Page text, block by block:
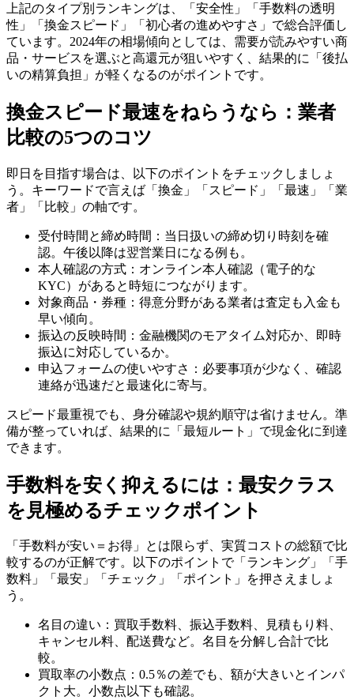
上記のタイプ別ランキングは、「安全性」「手数料の透明
性」「換金スピード」「初心者の進めやすさ」で総合評価し
ています。2024年の相場傾向としては、需要が読みやすい商
品・サービスを選ぶと高還元が狙いやすく、結果的に「後払
いの精算負担」が軽くなるのがポイントです。
換金スピード最速をねらうなら：業者
比較の5つのコツ
即日を目指す場合は、以下のポイントをチェックしましょ
う。キーワードで言えば「換金」「スピード」「最速」「業
者」「比較」の軸です。
受付時間と締め時間：当日扱いの締め切り時刻を確
認。午後以降は翌営業日になる例も。
本人確認の方式：オンライン本人確認（電子的な
KYC）があると時短につながります。
対象商品・券種：得意分野がある業者は査定も入金も
早い傾向。
振込の反映時間：金融機関のモアタイム対応か、即時
振込に対応しているか。
申込フォームの使いやすさ：必要事項が少なく、確認
連絡が迅速だと最速化に寄与。
スピード最重視でも、身分確認や規約順守は省けません。準
備が整っていれば、結果的に「最短ルート」で現金化に到達
できます。
手数料を安く抑えるには：最安クラス
を見極めるチェックポイント
「手数料が安い＝お得」とは限らず、実質コストの総額で比
較するのが正解です。以下のポイントで「ランキング」「手
数料」「最安」「チェック」「ポイント」を押さえましょ
う。
名目の違い：買取手数料、振込手数料、見積もり料、
キャンセル料、配送費など。名目を分解し合計で比
較。
買取率の小数点：0.5％の差でも、額が大きいとインパ
クト大。小数点以下も確認。